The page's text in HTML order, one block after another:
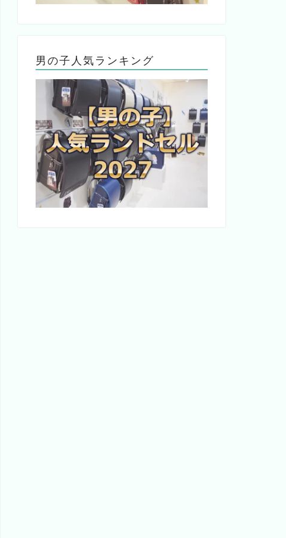
男の子人気ランキング